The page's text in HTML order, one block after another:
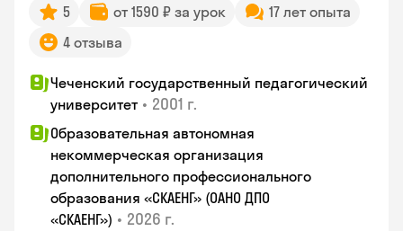
5 от 1590 ₽ за урок
17 лет опыта
4 отзыва
Чеченский государственный педагогический
университет • 2001 г.
Образовательная автономная
некоммерческая организация
дополнительного профессионального
образования «СКАЕНГ» (ОАНО ДПО
«СКАЕНГ») • 2026 г.